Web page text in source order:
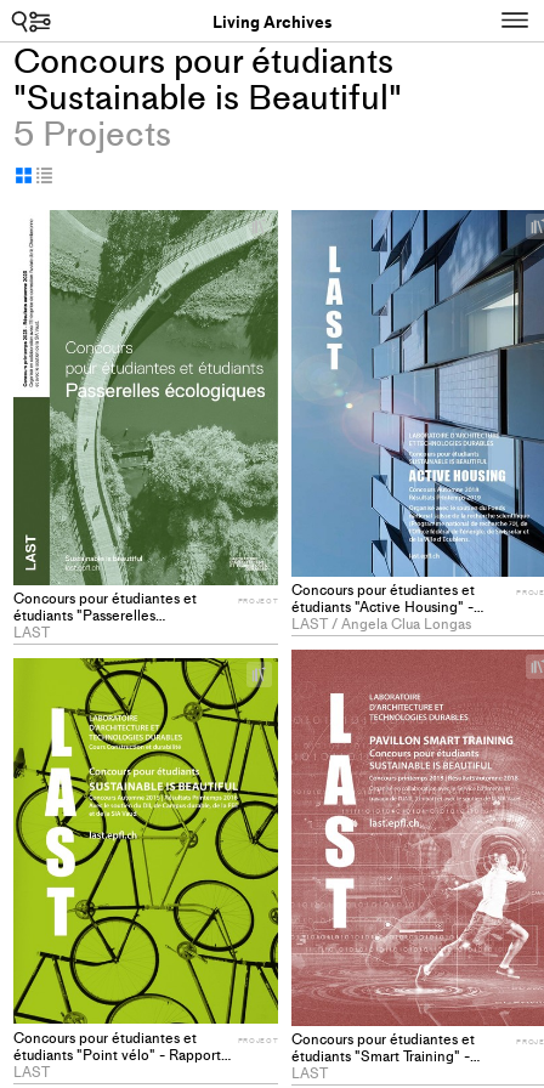
Living Archives
Concours pour étudiants
"Sustainable is Beautiful"
5 Projects
Display
table
Concours pour étudiantes et
étudiants "Passerelles
écologiques" - Rapport du jury -
PROJECT
LAST
PROJECT
+
Add
project
to
collections
Concours pour étudiantes et
étudiants "Active Housing" -
Rapport du jury - PROJECT
LAST / Angela Clua Longas
+
Concours pour étudiantes et
étudiants "Smart Training" -
Rapport du jury - PROJECT
LAST
+
Concours pour étudiantes et
étudiants "Point vélo" - Rapport
du jury - PROJECT
LAST
PROJECT
+
Add
project
to
collections